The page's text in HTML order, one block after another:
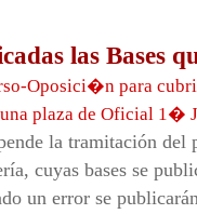
las Bases
Oposici�n para
plaza de Oficial 1�
la tramitación del
cuyas bases se
un error se